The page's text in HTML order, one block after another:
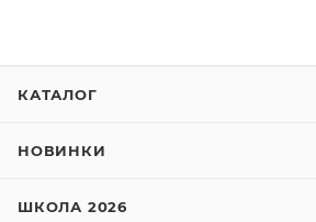
КАТАЛОГ
НОВИНКИ
ШКОЛА 2026